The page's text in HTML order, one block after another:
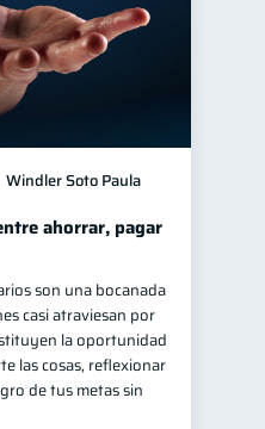
1
1
sueldo 1
1
Windler Soto Paula
ahorrar, pagar
son una bocanada
casi atraviesan por
la oportunidad
las cosas, reflexionar
de tus metas sin